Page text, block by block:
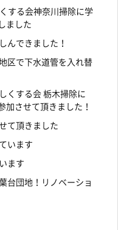
する会神奈川掃除に学
ました
んできました！
区で下水道管を入れ替
くする会 栃木掃除に
させて頂きました！
て頂きました
います
ます
台団地！リノベーショ